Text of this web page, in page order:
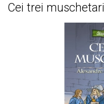
Cei trei muschetari